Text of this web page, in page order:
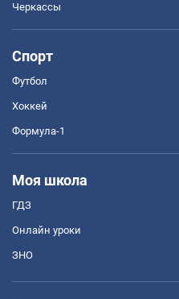
Черкассы
Спорт
Футбол
Хоккей
Формула-1
Моя школа
ГДЗ
Онлайн уроки
ЗНО